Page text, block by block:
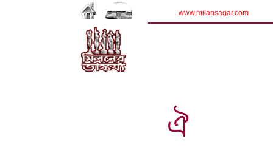
www.milansagar.com
ঐ